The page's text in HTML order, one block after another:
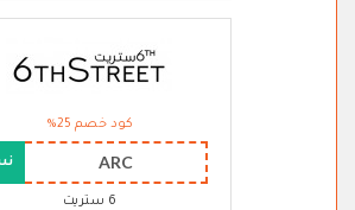
كود خصم 25%
ARC
6 ستريت